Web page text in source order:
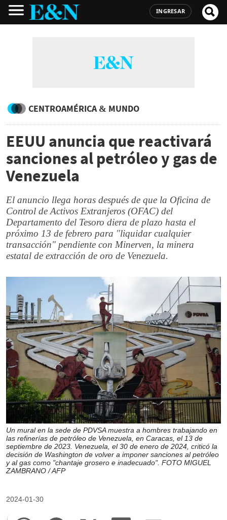
INGRESAR
CENTROAMÉRICA & MUNDO
EEUU anuncia que reactivará
sanciones al petróleo y gas de
Venezuela
El anuncio llega horas después de que la Oficina de
Control de Activos Extranjeros (OFAC) del
Departamento del Tesoro diera de plazo hasta el
próximo 13 de febrero para "liquidar cualquier
transacción" pendiente con Minerven, la minera
estatal de extracción de oro de Venezuela.
Un mural en la sede de PDVSA muestra a hombres trabajando en
las refinerías de petróleo de Venezuela, en Caracas, el 13 de
septiembre de 2023. Venezuela, el 30 de enero de 2024, criticó la
decisión de Washington de volver a imponer sanciones al petróleo
y al gas como "chantaje grosero e inadecuado". FOTO MIGUEL
ZAMBRANO / AFP
2024-01-30